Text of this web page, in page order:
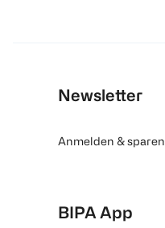
Newsletter
Anmelden & sparen
BIPA App